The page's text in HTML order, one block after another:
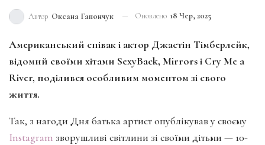
Автор Оксана Гапончук Оновлено 18 Чер, 2025
Американський співак і актор Джастін Тімберлейк,
відомий своїми хітами SexyBack, Mirrors і Cry Me a
River, поділився особливим моментом зі свого
життя.
Так, з нагоди Дня батька артист опублікував у своєму
Instagram зворушливі світлини зі своїми дітьми — 10-